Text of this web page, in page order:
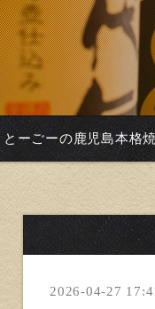
とーごーの鹿児島本格
2026-04-27